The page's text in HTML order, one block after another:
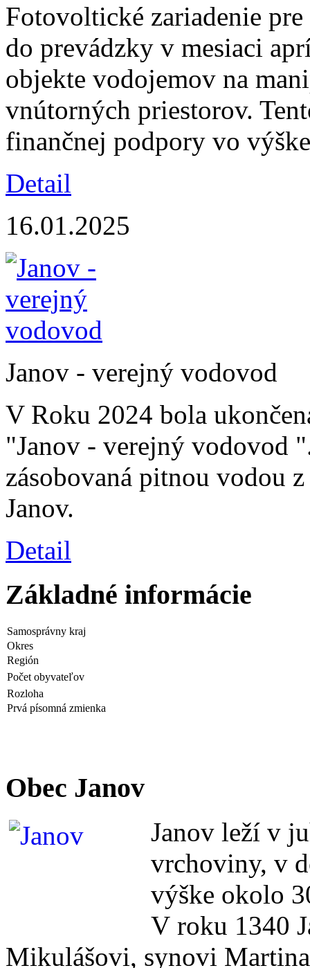
Fotovoltické zariadenie
do prevádzky v mesiaci
objekte vodojemov na
vnútorných priestorov.
finančnej podpory vo
Detail
16.01.2025
Janov - verejný vodovod
V Roku 2024 bola
"Janov - verejný vodovod
zásobovaná pitnou vodou
Janov.
Detail
Základné informácie
Samosprávny kraj
Okres
Región
Počet obyvateľov
Rozloha
Prvá písomná zmienka
Obec Janov
Janov leží v
vrchoviny, v
výške okolo
V roku 1340
Mikulášovi, synovi